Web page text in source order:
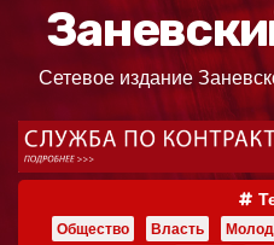
Сетевое издание
Общество Власть